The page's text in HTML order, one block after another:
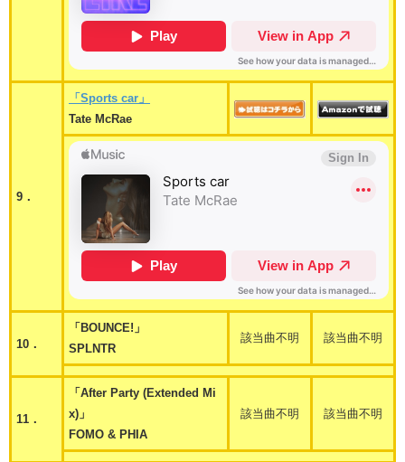
9．
「Sports car」
Tate McRae
10．
「BOUNCE!」
SPLNTR
該当曲不明 該当曲不明
11．
「After Party (Extended Mi
x)」
FOMO & PHIA
該当曲不明 該当曲不明